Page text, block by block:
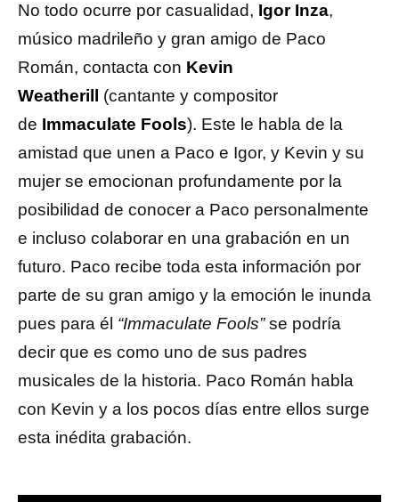
No todo ocurre por casualidad, Igor Inza,
músico madrileño y gran amigo de Paco
Román, contacta con Kevin
Weatherill
(cantante y compositor
de Immaculate Fools). Este le habla de la
amistad que unen a Paco e Igor, y Kevin y su
mujer se emocionan profundamente por la
posibilidad de conocer a Paco personalmente
e incluso colaborar en una grabación en un
futuro. Paco recibe toda esta información por
parte de su gran amigo y la emoción le inunda
pues para él “Immaculate Fools”se podría
decir que es como uno de sus padres
musicales de la historia. Paco Román habla
con Kevin y a los pocos días entre ellos surge
esta inédita grabación.